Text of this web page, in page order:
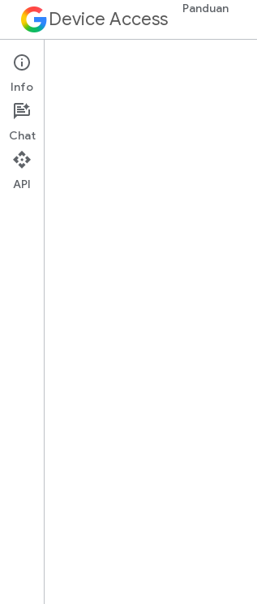
Device Access Panduan
Referensi
Ringkasan
Info
Chat
API